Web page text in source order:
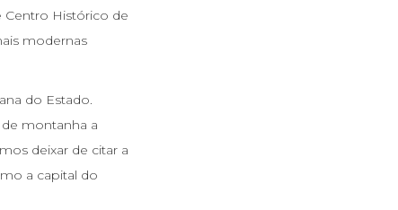
Histórico de
modernas
do Estado.
montanha a
deixar de citar a
a capital do